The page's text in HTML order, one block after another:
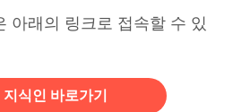
아래의 링크로 접속할 수 있
식인 바로가기